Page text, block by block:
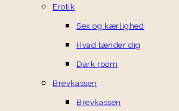
Erotik
Sex og kærlighed
Hvad tænder dig
Dark room
Brevkassen
Brevkassen